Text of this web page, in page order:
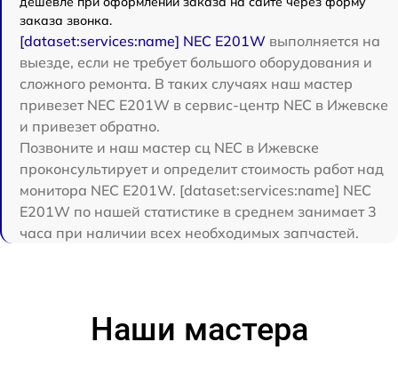
заказа звонка.
[dataset:services:name] NEC E201W выполняется на
выезде, если не требует большого оборудования и
сложного ремонта. В таких случаях наш мастер
привезет NEC E201W в сервис-центр NEC в Ижевске
и привезет обратно.
Позвоните и наш мастер сц NEC в Ижевске
проконсультирует и определит стоимость работ над
монитора NEC E201W. [dataset:services:name] NEC
E201W по нашей статистике в среднем занимает 3
часа при наличии всех необходимых запчастей.
Наши мастера